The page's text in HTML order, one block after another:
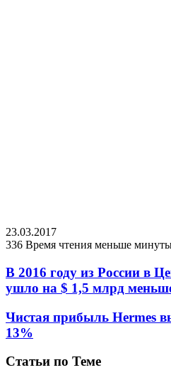
23.03.2017
336 Время чтения меньше
В 2016 году из России в
ушло на $ 1,5 млрд
Чистая прибыль Hermes
13%
Статьи по Теме